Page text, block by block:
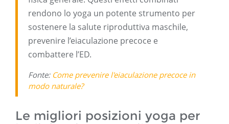
rendono lo yoga un potente strumento per
sostenere la salute riproduttiva maschile,
prevenire l’eiaculazione precoce e
combattere l’ED.
Fonte: Come prevenire l'eiaculazione precoce in
modo naturale?
Le migliori posizioni yoga per